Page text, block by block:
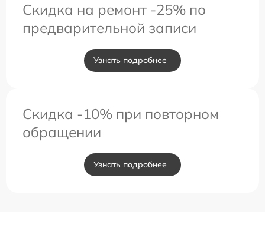
Скидка на ремонт -25% по
предварительной записи
Узнать подробнее
Скидка -10% при повторном
обращении
Узнать подробнее